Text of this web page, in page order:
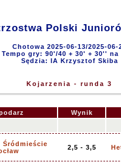
Polski
Chotowa 2025-06-13/2025-06-
Tempo gry: 90'/40 + 30' + 30'' na
Sędzia: IA Krzysztof Skiba
Kojarzenia - runda 3
Wynik
Śródmieście
2,5 - 3,5